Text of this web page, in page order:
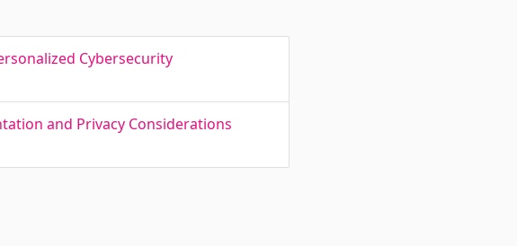
Cybersecurity
and Privacy Considerations